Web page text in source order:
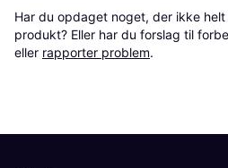
Har du opdaget noget, der ikke
produkt? Eller har du forslag til
eller rapporter problem.